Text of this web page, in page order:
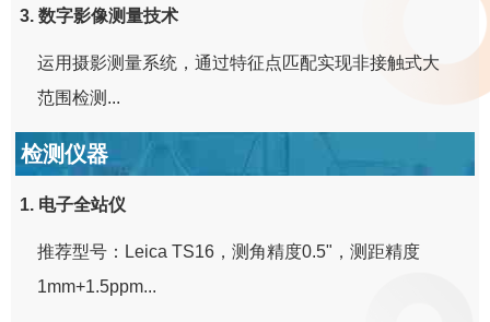
3. 数字影像测量技术
运用摄影测量系统，通过特征点匹配实现非接触式大
范围检测...
检测仪器
1. 电子全站仪
推荐型号：Leica TS16，测角精度0.5"，测距精度
1mm+1.5ppm...